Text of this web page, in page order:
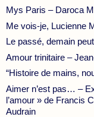
Mys Paris – Daroca
Me vois-je, Lucienne
Le passé, demain
Amour trinitaire –
“Histoire de mains,
Aimer n’est pas… –
l’amour » de Francis
Audrain